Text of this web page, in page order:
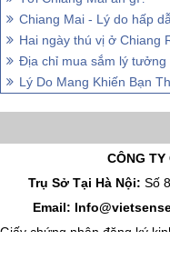
Chiang Mai - Lý do hấp
Hai ngày thú vị ở Chiang
Địa chỉ mua sắm lý tưởng
Lý Do Mang Khiến Bạn
CÔNG TY
Trụ Sở Tại Hà Nội: Số
Email:
Giấy chứng nhận đăng ký